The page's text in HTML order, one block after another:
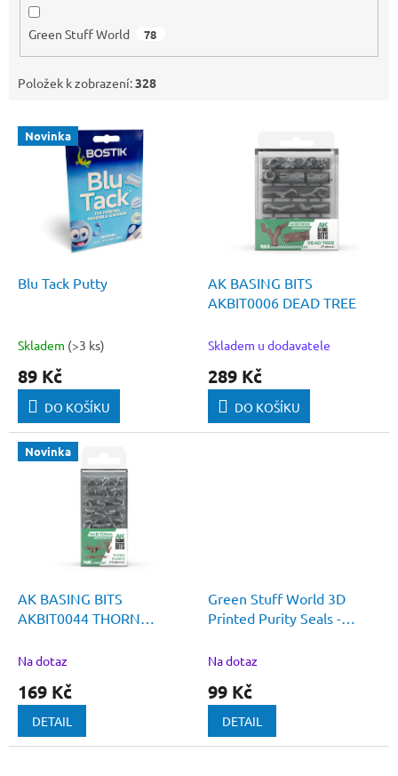
Green Stuff World 78
Položek k zobrazení:328
V Novinka
Blu Tack Putty
Skladem (>3 ks)
89 Kč
DO KOŠÍKU
AK BASING BITS
AKBIT0006 DEAD TREE
Skladem u dodavatele
289 Kč
DO KOŠÍKU
Novinka
AK BASING BITS
AKBIT0044 THORN
Na dotaz
169 Kč
DETAIL
Green Stuff World 3D
Printed Purity Seals -
Na dotaz
99 Kč
DETAIL